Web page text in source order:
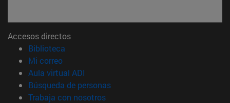
Accesos directos
Biblioteca
Mi correo(abre en nueva ventana)
Aula virtual ADI
Búsqueda de personas(abre en nueva ventana)
Trabaja con nosotros(abre en nueva ventana)